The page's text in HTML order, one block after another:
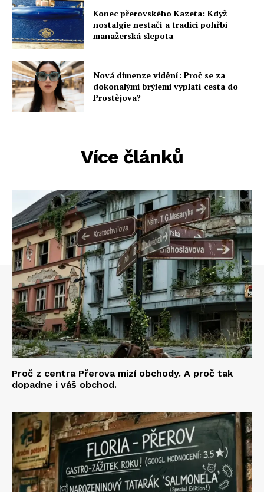
Konec přerovského Kazeta: Když
nostalgie nestačí a tradici pohřbí
manažerská slepota
Nová dimenze vidění: Proč se za
dokonalými brýlemi vyplatí cesta do
Prostějova?
Více článků
Proč z centra Přerova mizí obchody. A proč tak
dopadne i váš obchod.